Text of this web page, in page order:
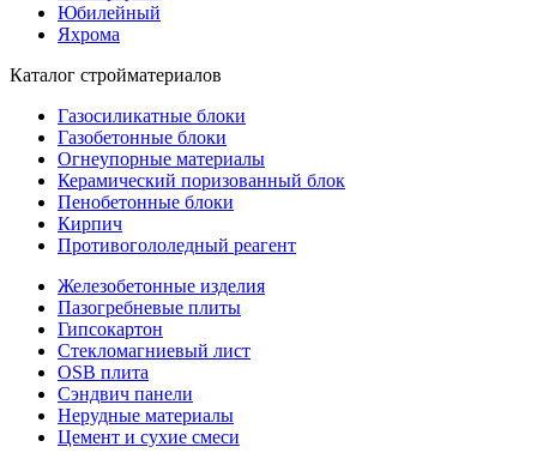
Юбилейный
Яхрома
Каталог стройматериалов
Газосиликатные блоки
Газобетонные блоки
Огнеупорные материалы
Керамический поризованный блок
Пенобетонные блоки
Кирпич
Противогололедный реагент
Железобетонные изделия
Пазогребневые плиты
Гипсокартон
Стекломагниевый лист
OSB плита
Сэндвич панели
Нерудные материалы
Цемент и сухие смеси